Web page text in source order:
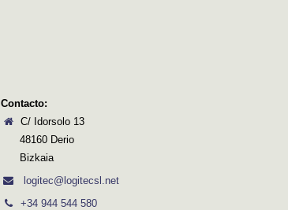
Contacto:
C/ Idorsolo 13
48160 Derio
Bizkaia
logitec@logitecsl.net
+34 944 544 580